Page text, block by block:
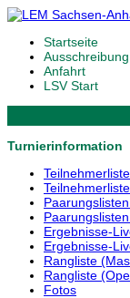
Startseite
Ausschreibung
Anfahrt
LSV Start
Turnierinformation
Ergebnisse-
Ergebnisse-
Rangliste
Rangliste
Fotos